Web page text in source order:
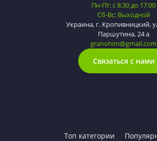
Пн-Пт: с 8:30 до 17:00
Сб-Вс: Выходной
Украина, г. Кропивницкий,
Паршутина, 24 а
granohim@gmail.com
Связаться с нами
Топ категории